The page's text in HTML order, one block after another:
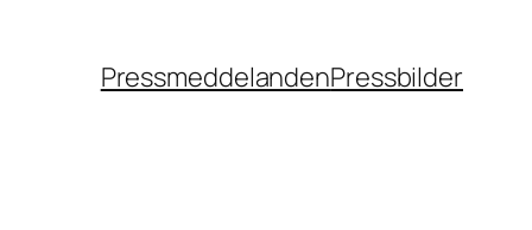
PressmeddelandenPressbilder